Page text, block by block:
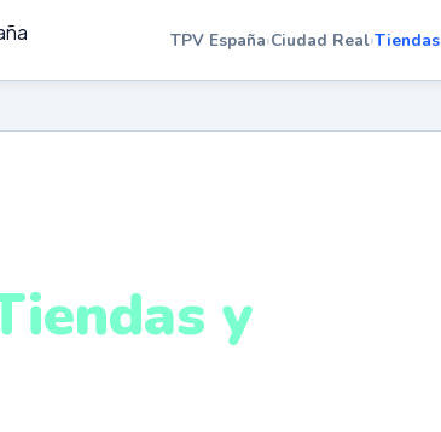
TPV España›Ciudad Real›Tiendas
y